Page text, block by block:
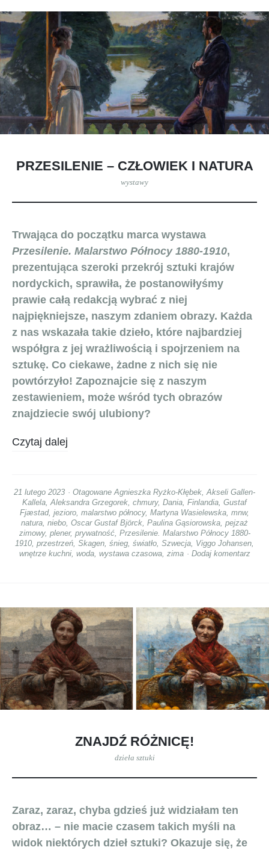
PRZESILENIE – CZŁOWIEK I NATURA
wystawy
Trwająca do początku marca wystawa
Przesilenie. Malarstwo Północy 1880-1910,
prezentująca szeroki przekrój sztuki krajów
nordyckich, sprawiła, że postanowiłyśmy
prawie całą redakcją wybrać z niej
najpiękniejsze, naszym zdaniem obrazy. Każda
z nas wskazała takie dzieło, które najbardziej
współgra z jej wrażliwością i spojrzeniem na
sztukę. Co ciekawe, żadne z nich się nie
powtórzyło! Zapoznajcie się z naszym
zestawieniem, może wśród tych obrazów
znajdziecie swój ulubiony?
Czytaj dalej
21 lutego 2023 Otagowane Agnieszka Ryżko-Kłębek Akseli Gallen-
Kallela Aleksandra Grzegorek chmury, Dania Finlandia Gustaf
Fjæstad, jezioro malarstwo północy, Martyna Wasielewska mnw,
natura niebo Oscar Gustaf Björck Paulina Gąsiorowska pejzaż
zimowy, plener, prywatność, Przesilenie. Malarstwo Północy 1880-
1910 przestrzeń Skagen śnieg światło Szwecja Viggo Johansen
wnętrze kuchni, woda, wystawa czasowa, zima Dodaj komentarz
ZNAJDŹ RÓŻNICĘ!
dzieła sztuki
Zaraz, zaraz, chyba gdzieś już widziałam ten
obraz… – nie macie czasem takich myśli na
widok niektórych dzieł sztuki? Okazuje się, że